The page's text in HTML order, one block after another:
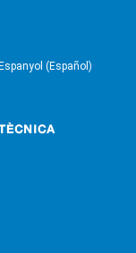
Espanyol (Español)